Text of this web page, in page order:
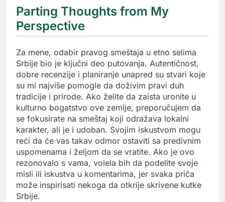
Parting Thoughts from My
Perspective
Za mene, odabir pravog smeštaja u etno selima
Srbije bio je ključni deo putovanja. Autentičnost,
dobre recenzije i planiranje unapred su stvari koje
su mi najviše pomogle da doživim pravi duh
tradicije i prirode. Ako želite da zaista uronite u
kulturno bogatstvo ove zemlje, preporučujem da
se fokusirate na smeštaj koji odražava lokalni
karakter, ali je i udoban. Svojim iskustvom mogu
reći da će vas takav odmor ostaviti sa predivnim
uspomenama i željom da se vratite. Ako je ovo
rezonovalo s vama, volela bih da podelite svoje
misli ili iskustva u komentarima, jer svaka priča
može inspirisati nekoga da otkrije skrivene kutke
Srbije.